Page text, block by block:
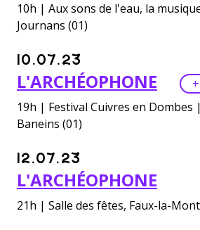
10h | Aux sons de l'eau, la
Journans (01)
10.07.23
L'ARCHÉOPHONE
19h | Festival Cuivres en Dombes
Baneins (01)
12.07.23
L'ARCHÉOPHONE
21h | Salle des fêtes, Faux-la-